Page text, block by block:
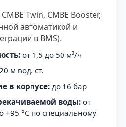
Twin, CMBE Booster,
автоматикой и
в BMS).
от 1,5 до 50 м³/ч
м вод. ст.
в корпусе:до 16 бар
воды: от
+95 °C по специальному